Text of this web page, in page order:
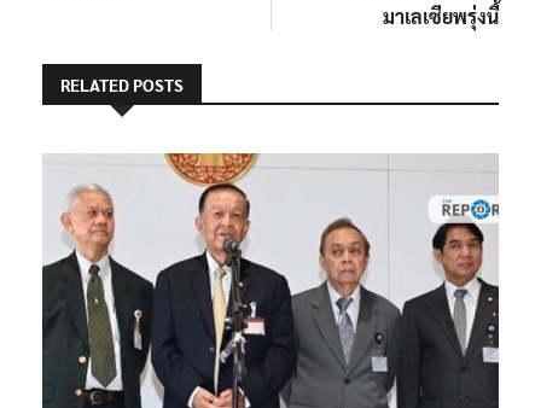
มาเลเซียพรุ่งนี้
RELATED POSTS